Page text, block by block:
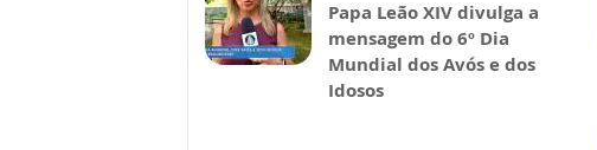
Papa Leão XIV divulga a
mensagem do 6º Dia
Mundial dos Avós e dos
Idosos